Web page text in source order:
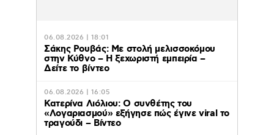
06.08.2026 | 18:01
Σάκης Ρουβάς: Με στολή μελισσοκόμου
στην Κύθνο – Η ξεχωριστή εμπειρία –
Δείτε το βίντεο
06.08.2026 | 16:05
Κατερίνα Λιόλιου: Ο συνθέτης του
«Λογαριασμού» εξήγησε πώς έγινε viral το
τραγούδι – Βίντεο